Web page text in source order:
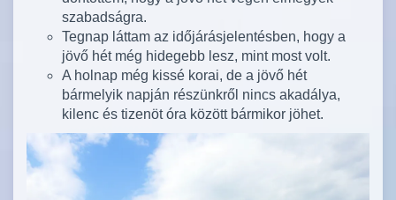
szabadságra.
Tegnap láttam az időjárásjelentésben, hogy a
jövő hét még hidegebb lesz, mint most volt.
A holnap még kissé korai, de a jövő hét
bármelyik napján részünkről nincs akadálya,
kilenc és tizenöt óra között bármikor jöhet.